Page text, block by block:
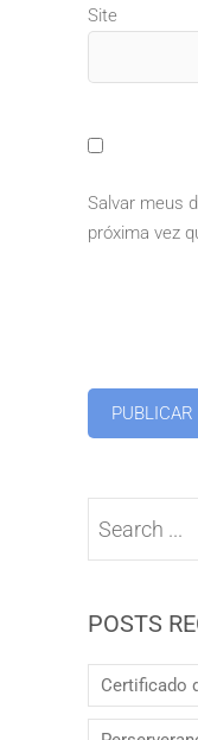
Site
Salvar meus
próxima vez
POSTS
Certificado